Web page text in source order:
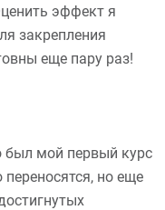
эффект я
закрепления
еще пару раз!
был мой первый курс
но еще